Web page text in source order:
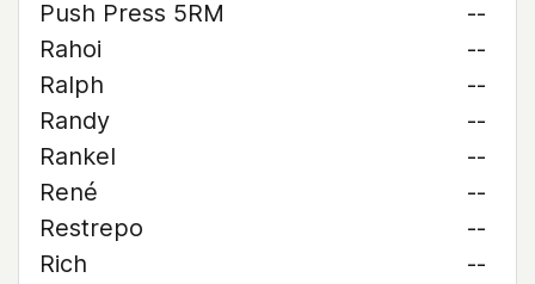
Push Press 5RM
--
Rahoi
--
Ralph
--
Randy
--
Rankel
--
René
--
Restrepo
--
Rich
--